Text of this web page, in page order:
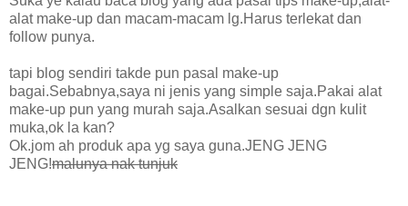
alat make-up dan macam-macam lg.Harus terlekat dan
follow punya.
tapi blog sendiri takde pun pasal make-up
bagai.Sebabnya,saya ni jenis yang simple saja.Pakai alat
make-up pun yang murah saja.Asalkan sesuai dgn kulit
muka,ok la kan?
Ok.jom ah produk apa yg saya guna.JENG JENG
JENG!malunya nak tunjuk